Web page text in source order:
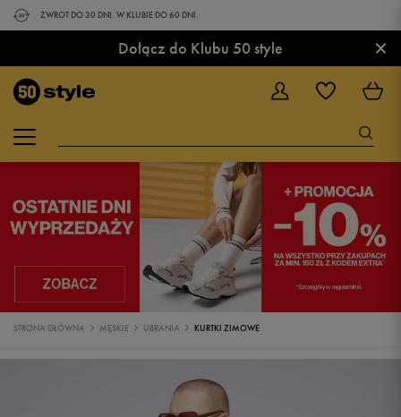
ZWROT DO 30 DNI. W KLUBIE DO 60 DNI.
Dołącz do Klubu 50 style ×
STRONA GŁÓWNA MĘSKIE UBRANIA KURTKI ZIMOWE